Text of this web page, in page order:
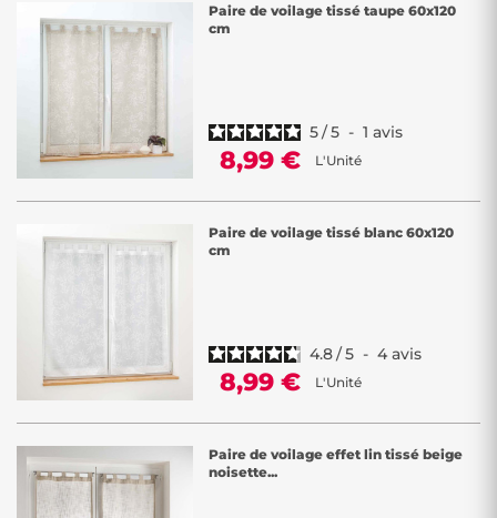
Paire de voilage tissé taupe 60x120
cm
5/5 - 1 avis
8,99 € L'Unité
Paire de voilage tissé blanc 60x120
cm
4.8/5 - 4 avis
8,99 € L'Unité
Paire de voilage effet lin tissé beige
noisette...